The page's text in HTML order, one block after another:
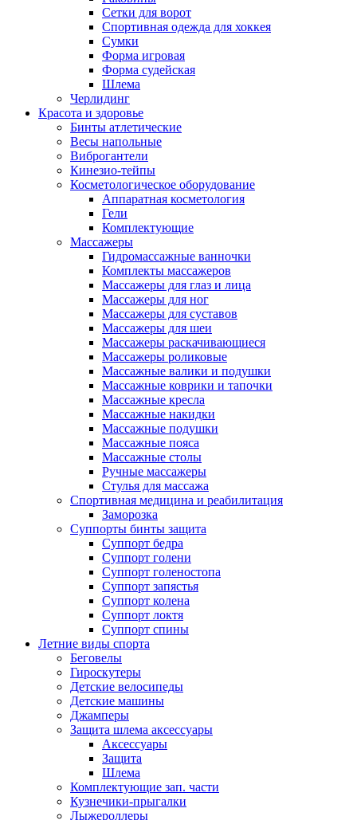
Сетки для ворот
Спортивная одежда для хоккея
Сумки
Форма игровая
Форма судейская
Шлема
Черлидинг
Красота и здоровье
Бинты атлетические
Весы напольные
Виброгантели
Кинезио-тейпы
Косметологическое оборудование
Аппаратная косметология
Гели
Комплектующие
Массажеры
Гидромассажные ванночки
Комплекты массажеров
Массажеры для глаз и лица
Массажеры для ног
Массажеры для суставов
Массажеры для шеи
Массажеры раскачивающиеся
Массажеры роликовые
Массажные валики и подушки
Массажные коврики и тапочки
Массажные кресла
Массажные накидки
Массажные подушки
Массажные пояса
Массажные столы
Ручные массажеры
Стулья для массажа
Спортивная медицина и реабилитация
Заморозка
Суппорты бинты защита
Суппорт бедра
Суппорт голени
Суппорт голеностопа
Суппорт запястья
Суппорт колена
Суппорт локтя
Суппорт спины
Летние виды спорта
Беговелы
Гироскутеры
Детские велосипеды
Детские машины
Джамперы
Защита шлема аксессуары
Аксессуары
Защита
Шлема
Комплектующие зап. части
Кузнечики-прыгалки
Лыжероллеры